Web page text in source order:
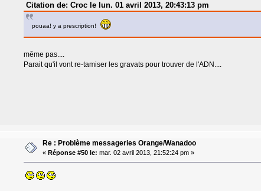
Citation de: Croc le lun. 01 avril 2013, 20:43:13 pm
pouaa! y a prescription!
même pas....
Parait qu'il vont re-tamiser les gravats pour trouver de l'ADN....
Re : Problème messageries Orange/Wanadoo
« Réponse #50 le: mar. 02 avril 2013, 21:52:24 pm »